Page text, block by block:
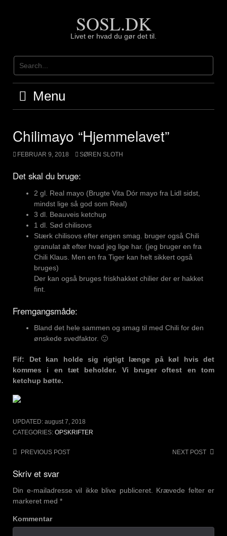
SOSL.DK
Livet er hvad du gør det til.
Menu
Chilimayo “Hjemmelavet”
FEBRUAR 9, 2018 SØREN SLOTH
Det skal du bruge:
2 gl. Real mayo (Brugte Vita Dór mayo fra Lidl sidst,
mindst lige så god som Real)
3 dl. Beauveis ketchup
1 dl. Sød chilisovs
Stærk chilisovs efter engen smag. bruger også Chili
granulat alt efter hvad jeg lige har. (jeg bruger en fra
Chili Klaus. Men en fra Tiger kan helt sikkert også
bruges)
Der kan også bruges friskhakket chilier der er hakket
fint.
Fremgangsmåde:
Bland det hele sammen og smag til med Chili for den
ønskede svedfaktor. 🙂
Fif: Det kan holde sig rigtigt længe på køl hvis det
kommes i en tæt beholder. Vi bruger oftest en tom
ketchup bøtte.
UPDATED: august 7, 2018
CATEGORIES: OPSKRIFTER
Post
navigation
PREVIOUS POST NEXT POST
Skriv et svar
Din e-mailadresse vil ikke blive publiceret.
Krævede felter er
markeret med *
Kommentar